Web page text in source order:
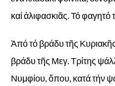
καί ἀλιφασκιᾶς. Τό φαγητό
Ἀπό τό βράδυ τῆς
βράδυ τῆς Μεγ. Τρίτης
Νυμφίου, ὅπου, κατά τήν